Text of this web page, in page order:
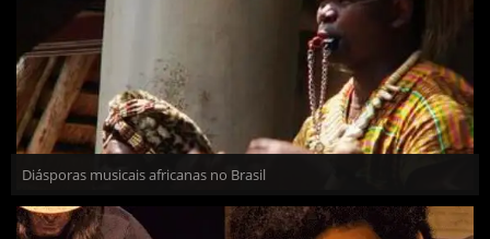
Diásporas musicais africanas no Brasil